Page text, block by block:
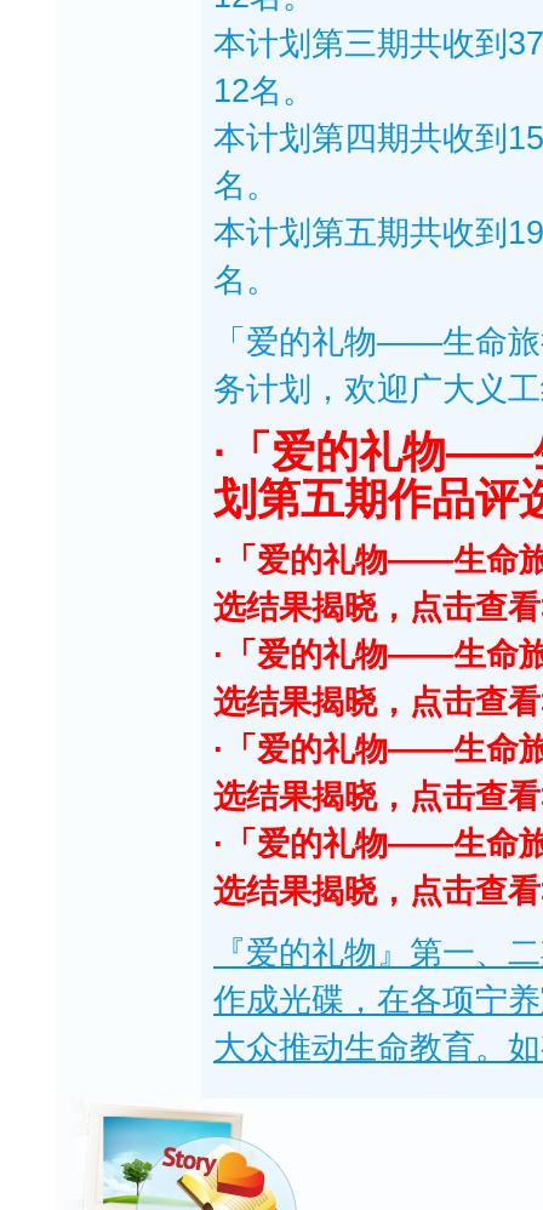
本计划第三期共收到
12名。
本计划第四期共收到
名。
本计划第五期共收到
名。
「爱的礼物——生命
务计划，欢迎广大义
·「爱的礼物——
划第五期作品评
·「爱的礼物——生命
选结果揭晓，点击查
·「爱的礼物——生命
选结果揭晓，点击查
·「爱的礼物——生命
选结果揭晓，点击查
·「爱的礼物——生命
选结果揭晓，点击查
『爱的礼物』第一、
作成光碟，在各项宁
大众推动生命教育。